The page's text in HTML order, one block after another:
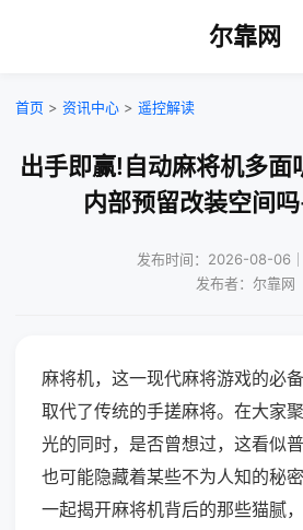
尔靠网
首页 > 资讯中心 > 遥控解读
出手即赢!自动麻将机多面
内部预留改装空间
发布时间：2026-08-06
发布者：尔靠网
麻将机，这一现代麻将游戏的必
取代了传统的手搓麻将。在大家
光的同时，是否曾想过，这看似
也可能隐藏着某些不为人知的秘
一起揭开麻将机背后的那些猫腻